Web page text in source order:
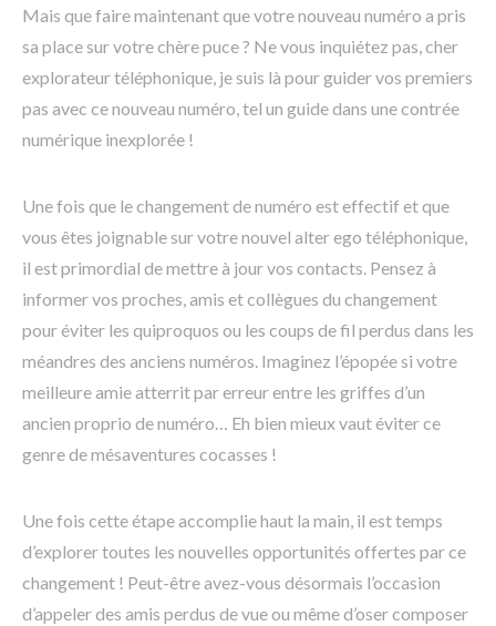
Mais que faire maintenant que votre nouveau numéro a pris
sa place sur votre chère puce ? Ne vous inquiétez pas, cher
explorateur téléphonique, je suis là pour guider vos premiers
pas avec ce nouveau numéro, tel un guide dans une contrée
numérique inexplorée !
Une fois que le changement de numéro est effectif et que
vous êtes joignable sur votre nouvel alter ego téléphonique,
il est primordial de mettre à jour vos contacts. Pensez à
informer vos proches, amis et collègues du changement
pour éviter les quiproquos ou les coups de fil perdus dans les
méandres des anciens numéros. Imaginez l’épopée si votre
meilleure amie atterrit par erreur entre les griffes d’un
ancien proprio de numéro… Eh bien mieux vaut éviter ce
genre de mésaventures cocasses !
Une fois cette étape accomplie haut la main, il est temps
d’explorer toutes les nouvelles opportunités offertes par ce
changement ! Peut-être avez-vous désormais l’occasion
d’appeler des amis perdus de vue ou même d’oser composer